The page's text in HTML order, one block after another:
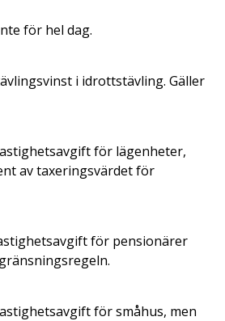
för hel dag.
i idrottstävling. Gäller
för lägenheter,
av taxeringsvärdet för
för pensionärer
för småhus, men